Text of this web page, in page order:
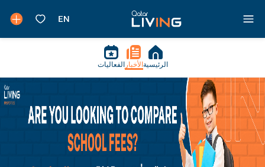
الرئيسية الأخبار الفعاليات